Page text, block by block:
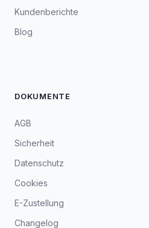
Kundenberichte
Blog
DOKUMENTE
AGB
Sicherheit
Datenschutz
Cookies
E-Zustellung
Changelog